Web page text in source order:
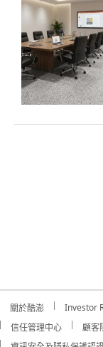
關於酷澎 Investor
信任管理中心
顧客